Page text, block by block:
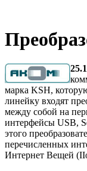
марка KSH,
линейку входят
между собой на
интерфейсы USB,
этого
перечисленных
Интернет Вещей